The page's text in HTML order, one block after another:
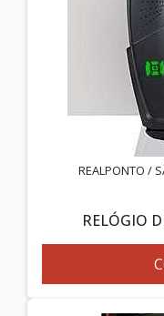
REALPONTO /
RELÓGIO